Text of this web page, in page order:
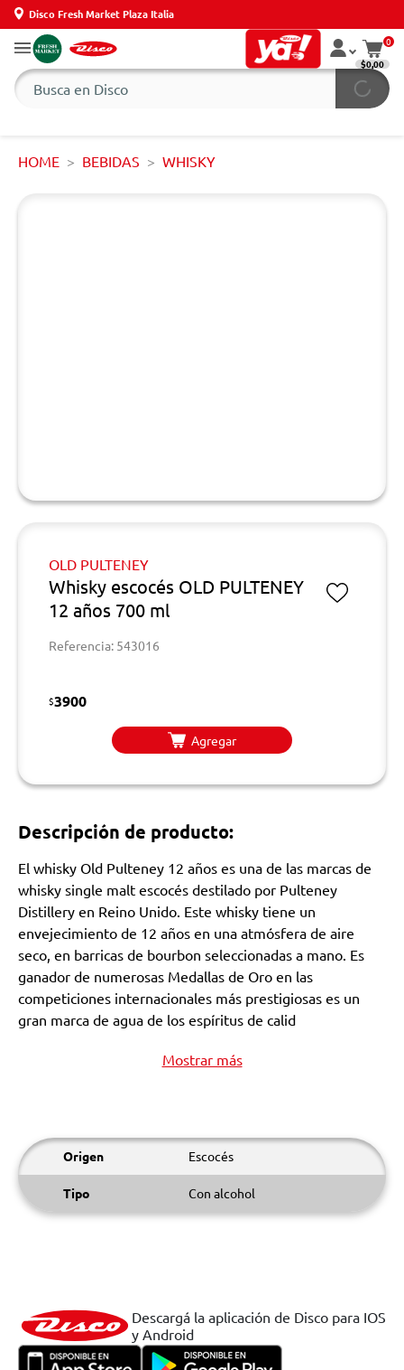
Disco Fresh Market Plaza Italia
0
$0,00
HOME BEBIDAS WHISKY
OLD PULTENEY
Whisky escocés OLD PULTENEY
12 años 700 ml
Referencia: 543016
$3900
Agregar
Descripción de producto:
El whisky Old Pulteney 12 años es una de las marcas de
whisky single malt escocés destilado por Pulteney
Distillery en Reino Unido. Este whisky tiene un
envejecimiento de 12 años en una atmósfera de aire
seco, en barricas de bourbon seleccionadas a mano. Es
ganador de numerosas Medallas de Oro en las
competiciones internacionales más prestigiosas es un
gran marca de agua de los espíritus de calid
Mostrar más
Origen Escocés
Tipo Con alcohol
Descargá la aplicación de Disco para IOS
y Android